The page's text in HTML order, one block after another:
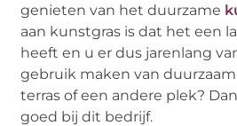
genieten van het duurzame
aan kunstgras is dat het een
heeft en u er dus jarenlang
gebruik maken van
terras of een andere plek?
goed bij dit bedrijf.